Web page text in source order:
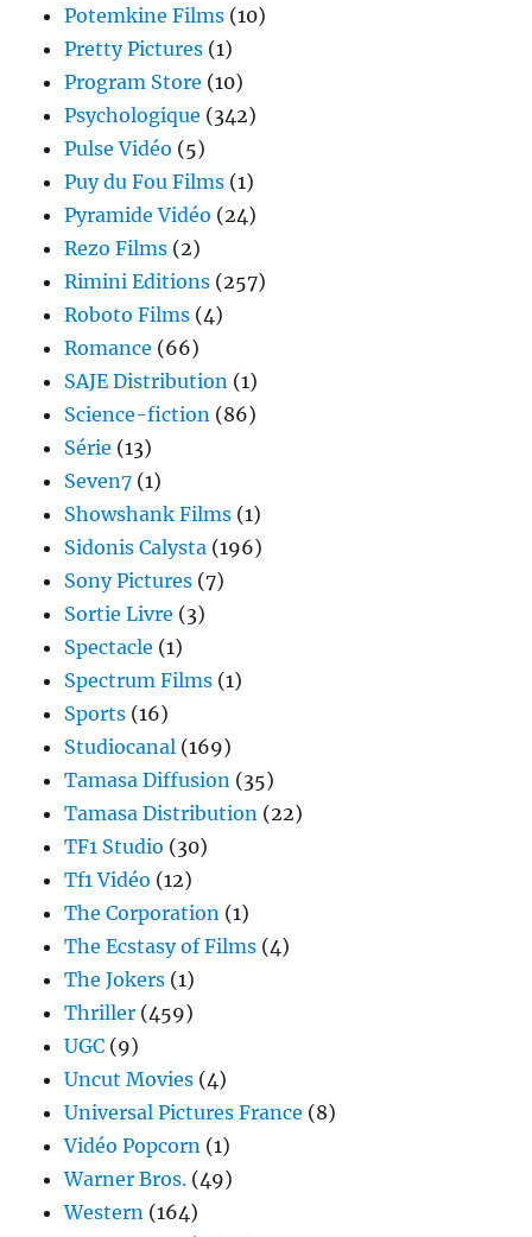
Potemkine Films (10)
Pretty Pictures (1)
Program Store (10)
Psychologique (342)
Pulse Vidéo (5)
Puy du Fou Films (1)
Pyramide Vidéo (24)
Rezo Films (2)
Rimini Editions (257)
Roboto Films (4)
Romance (66)
SAJE Distribution (1)
Science-fiction (86)
Série (13)
Seven7 (1)
Showshank Films (1)
Sidonis Calysta (196)
Sony Pictures (7)
Sortie Livre (3)
Spectacle (1)
Spectrum Films (1)
Sports (16)
Studiocanal (169)
Tamasa Diffusion (35)
Tamasa Distribution (22)
TF1 Studio (30)
Tf1 Vidéo (12)
The Corporation (1)
The Ecstasy of Films (4)
The Jokers (1)
Thriller (459)
UGC (9)
Uncut Movies (4)
Universal Pictures France (8)
Vidéo Popcorn (1)
Warner Bros. (49)
Western (164)